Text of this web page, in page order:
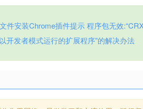
件安装Chrome插件提示 程序包无效
开发者模式运行的扩展程序”的解决办法